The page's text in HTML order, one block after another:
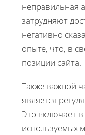
неправильная
затрудняют
негативно
опыте, что, в
позиции сайта.
Также важной
является
Это включает в
используемых